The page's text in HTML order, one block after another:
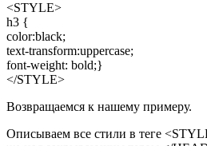
<STYLE>
h3 {
color:black;
text-transform:uppercase;
font-weight: bold;}
</STYLE>
Возвращаемся к нашему примеру.
Описываем все стили в теге